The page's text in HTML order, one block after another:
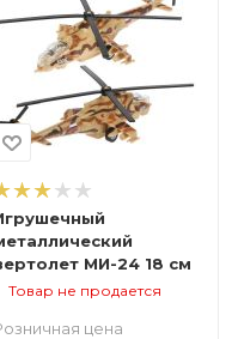
МИ-24 18 см
Товар не продается
цена